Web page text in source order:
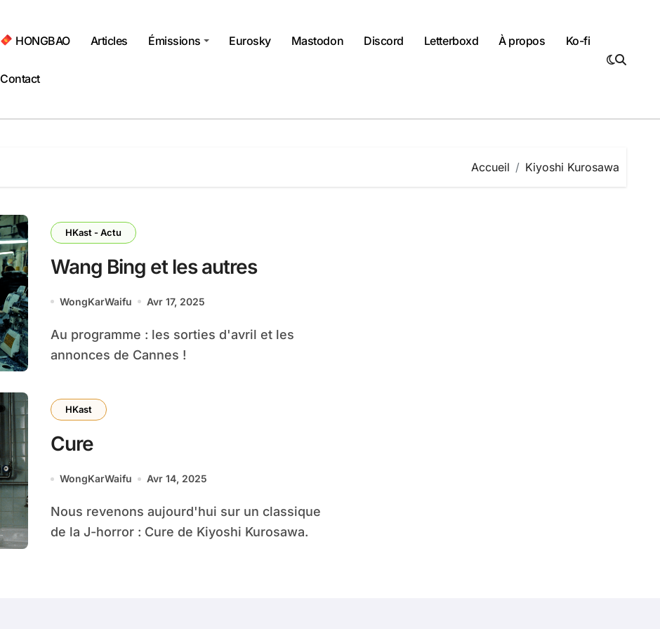
HONGBAO Articles Émissions Eurosky Mastodon Discord Letterboxd À propos Ko-fi
Contact
Accueil Kiyoshi Kurosawa
HKast - Actu
Wang Bing et les autres
WongKarWaifu Avr 17, 2025
Au programme : les sorties d'avril et les
annonces de Cannes !
HKast
Cure
WongKarWaifu Avr 14, 2025
Nous revenons aujourd'hui sur un classique
de la J-horror : Cure de Kiyoshi Kurosawa.